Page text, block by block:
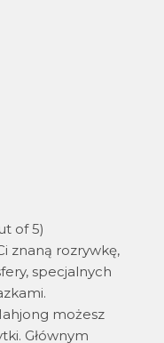
of 5)
znaną rozrywkę,
specjalnych
możesz
Głównym